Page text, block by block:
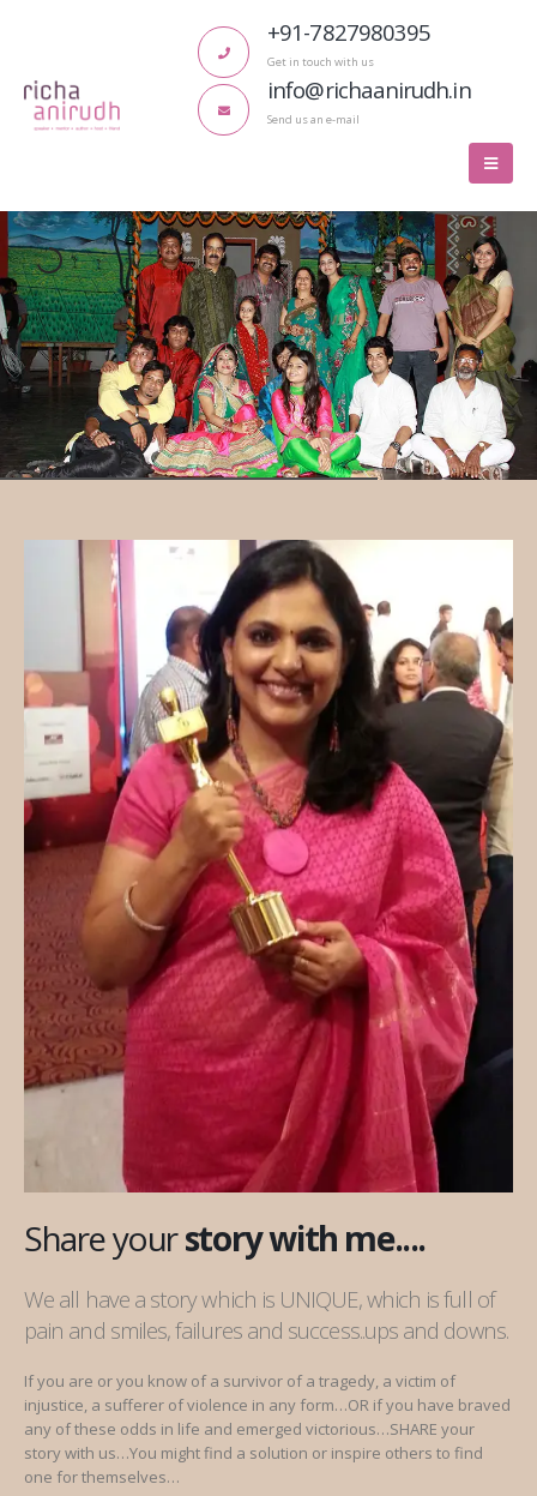
+91-7827980395
Get in touch with us
info@richaanirudh.in
Send us an e-mail
Share yourstory with me....
We all have a story which is UNIQUE, which is full of
pain and smiles, failures and success..ups and downs.
If you are or you know of a survivor of a tragedy, a victim of
injustice, a sufferer of violence in any form…OR if you have braved
any of these odds in life and emerged victorious…SHARE your
story with us…You might find a solution or inspire others to find
one for themselves…